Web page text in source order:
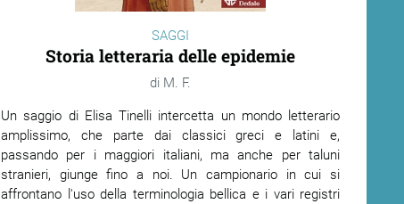
SAGGI
Storia letteraria delle epidemie
M. F.
Un saggio di Elisa Tinelli intercetta un mondo letterario
amplissimo, che parte dai classici greci e latini e,
passando per i maggiori italiani, ma anche per taluni
stranieri, giunge fino a noi. Un campionario in cui si
affrontano l'uso della terminologia bellica e i vari registri